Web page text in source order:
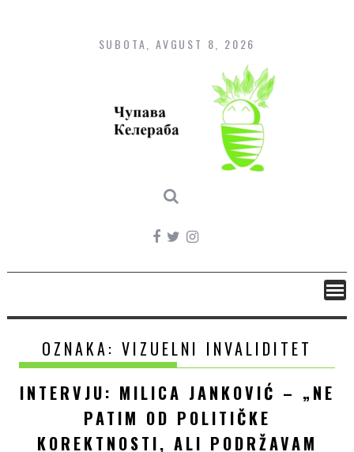
content
SUBOTA, AVGUST 8, 2026
OZNAKA: VIZUELNI INVALIDITET
INTERVJU: MILICA JANKOVIĆ – „NE
PATIM OD POLITIČKE
KOREKTNOSTI, ALI PODRŽAVAM